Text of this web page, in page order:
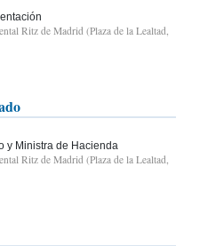
Ritz de Madrid (Plaza de la Lealtad,
y Ministra de Hacienda
Ritz de Madrid (Plaza de la Lealtad,